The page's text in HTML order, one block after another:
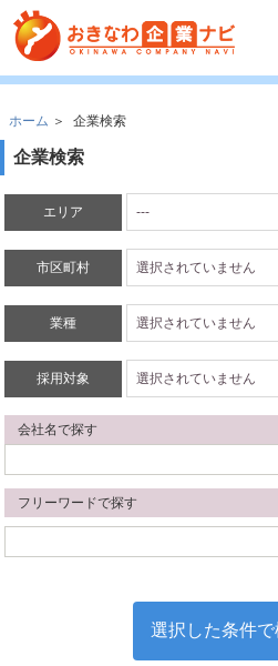
ホーム ＞ 企業検索
企業検索
エリア
市区町村
業種
採用対象
会社名で探す
フリーワードで探す